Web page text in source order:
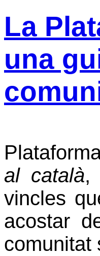
La
una
al català,
vincles
acostar
comunitat